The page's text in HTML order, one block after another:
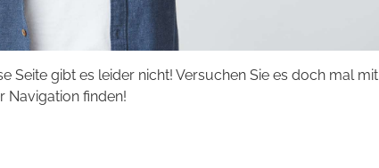
Seite gibt es leider nicht! Versuchen Sie es doch mal mit
Navigation finden!